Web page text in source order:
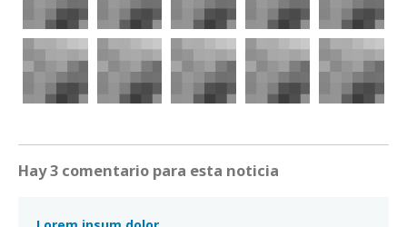
Hay 3 comentario para esta noticia